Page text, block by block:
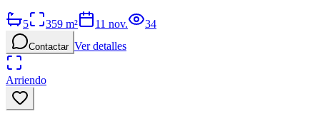
5 359 m² 11 nov. 34
Contactar Ver detalles
Arriendo